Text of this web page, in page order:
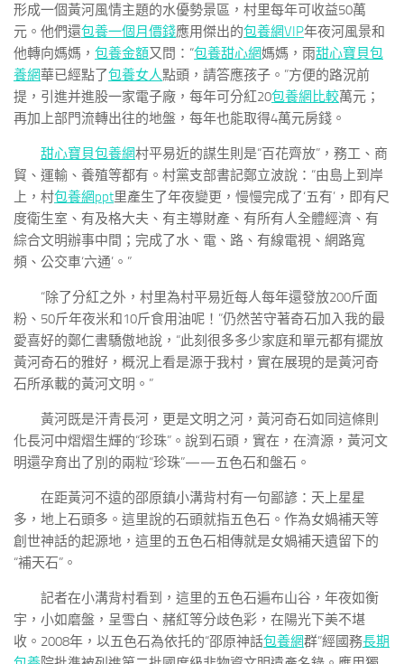
形成一個黃河風情主題的水優勢景區，村里每年可收益50萬
元。他們還包養一個月價錢應用傑出的包養網VIP年夜河風景和
他轉向媽媽， 包養金額又問：“包養甜心網媽媽，雨甜心寶貝包
養網華已經點了包養女人點頭，請答應孩子。”方便的路況前
提，引進并進股一家電子廠，每年可分紅20包養網比較萬元；
再加上部門流轉出往的地盤，每年也能取得4萬元房錢。
甜心寶貝包養網村平易近的謀生則是“百花齊放”，務工、商
貿、運輸、養殖等都有。村黨支部書記鄭立波說：“由島上到岸
上，村包養網ppt里產生了年夜變更，慢慢完成了‘五有’，即有尺
度衛生室、有及格大夫、有主導財產、有所有人全體經濟、有
綜合文明辦事中間；完成了水、電、路、有線電視、網路寬
頻、公交車‘六通’。”
“除了分紅之外，村里為村平易近每人每年還發放200斤面
粉、50斤年夜米和10斤食用油呢！”仍然苦守著奇石加入我的最
愛喜好的鄭仁書驕傲地說，“此刻很多多少家庭和單元都有擺放
黃河奇石的雅好，概況上看是源于我村，實在展現的是黃河奇
石所承載的黃河文明。”
黃河既是汗青長河，更是文明之河，黃河奇石如同這條則
化長河中熠熠生輝的“珍珠”。說到石頭，實在，在濟源，黃河文
明還孕育出了別的兩粒“珍珠”——五色石和盤石。
在距黃河不遠的邵原鎮小溝背村有一句鄙諺：天上星星
多，地上石頭多。這里說的石頭就指五色石。作為女媧補天等
創世神話的起源地，這里的五色石相傳就是女媧補天遺留下的
“補天石”。
記者在小溝背村看到，這里的五色石遍布山谷，年夜如衡
宇，小如磨盤，呈雪白、赭紅等分歧色彩，在陽光下美不堪
收。2008年，以五色石為依托的“邵原神話包養網群”經國務長期